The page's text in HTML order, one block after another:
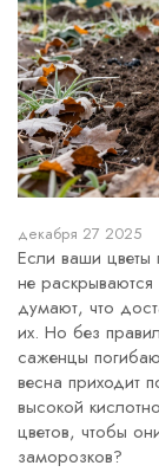
декабря 27 2025
Если ваши цветы
не
думают, что
их. Но без
саженцы
весна приходит
высокой
цветов, чтобы
заморозков?